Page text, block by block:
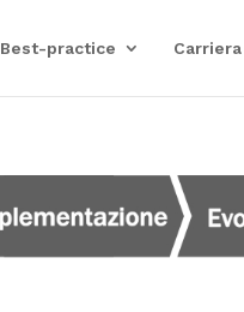
Best-practice Carriera